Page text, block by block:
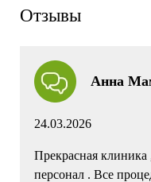
Отзывы
Анна
24.03.2026
Прекрасная
персонал . Все